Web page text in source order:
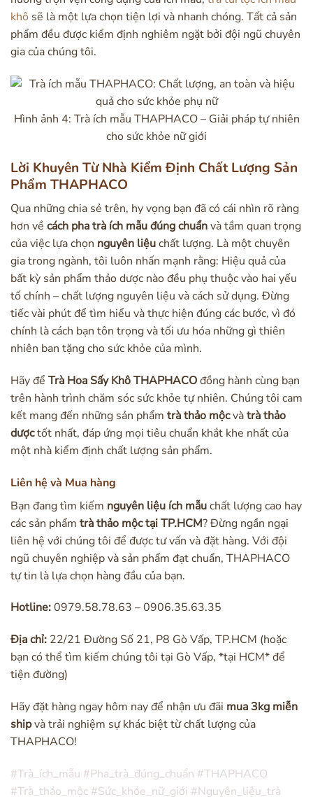
khô sẽ là một lựa chọn tiện lợi và nhanh chóng. Tất cả sản
phẩm đều được kiểm định nghiêm ngặt bởi đội ngũ chuyên
gia của chúng tôi.
Hình ảnh 4: Trà ích mẫu THAPHACO – Giải pháp tự nhiên
cho sức khỏe nữ giới
Lời Khuyên Từ Nhà Kiểm Định Chất Lượng Sản
Phẩm THAPHACO
Qua những chia sẻ trên, hy vọng bạn đã có cái nhìn rõ ràng
hơn về cách pha trà ích mẫu đúng chuẩnvà tầm quan trọng
của việc lựa chọn nguyên liệuchất lượng. Là một chuyên
gia trong ngành, tôi luôn nhấn mạnh rằng: Hiệu quả của
bất kỳ sản phẩm thảo dược nào đều phụ thuộc vào hai yếu
tố chính – chất lượng nguyên liệu và cách sử dụng. Đừng
tiếc vài phút để tìm hiểu và thực hiện đúng các bước, vì đó
chính là cách bạn tôn trọng và tối ưu hóa những gì thiên
nhiên ban tặng cho sức khỏe của mình.
Hãy để Trà Hoa Sấy Khô THAPHACOđồng hành cùng bạn
trên hành trình chăm sóc sức khỏe tự nhiên. Chúng tôi cam
kết mang đến những sản phẩm trà thảo mộcvàtrà thảo
dượctốt nhất, đáp ứng mọi tiêu chuẩn khắt khe nhất của
một nhà kiểm định chất lượng sản phẩm.
Liên hệ và Mua hàng
Bạn đang tìm kiếm nguyên liệu ích mẫuchất lượng cao hay
các sản phẩm trà thảo mộc tại TP.HCM? Đừng ngần ngại
liên hệ với chúng tôi để được tư vấn và đặt hàng. Với đội
ngũ chuyên nghiệp và sản phẩm đạt chuẩn, THAPHACO
tự tin là lựa chọn hàng đầu của bạn.
Hotline:0979.58.78.63 – 0906.35.63.35
Địa chỉ: 22/21 Đường Số 21, P8 Gò Vấp, TP.HCM (hoặc
bạn có thể tìm kiếm chúng tôi tại Gò Vấp, *tại HCM* để
tiện đường)
Hãy đặt hàng ngay hôm nay để nhận ưu đãi mua 3kg miễn
shipvà trải nghiệm sự khác biệt từ chất lượng của
THAPHACO!
#Trà_ích_mẫu #Pha_trà_đúng_chuẩn #THAPHACO
#Trà_thảo_mộc #Sức_khỏe_nữ_giới #Nguyên_liệu_trà